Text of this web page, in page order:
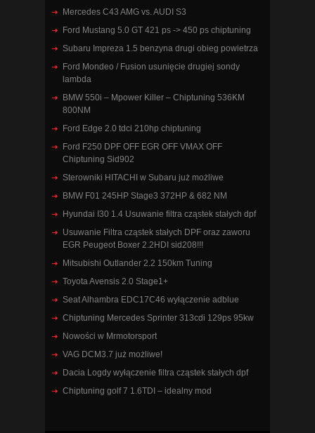
Mercedes C43 AMG vs. AUDI S3
Ford Mustang 5.0 GT 421 ps -> 450 ps chiptuning
Subaru Impreza 1.5 benzyna drugi obieg powietrza
Ford Mondeo / Fusion usunięcie drugiej sondy
lambda
BMW 550i – Mpower Killer – Chiptuning 536KM
800NM
Ford Edge 2.0 tdci 210hp chiptuning
Ford F250 DPF OFF EGR OFF VMAX OFF
Chiptuning Sid902
Sterowniki HITACHI w Subaru już możliwe
BMW F01 245HP Stage3 372HP & 682 NM
Hyundai I30 1.4 Usuwanie filtra cząstek stałych dpf
Usuwanie Filtra cząstek stałych DPF oraz zaworu
EGR Peugeot Boxer 2.2HDI sid208!!!
Mitsubishi Outlander 2.2 150km Tuning
Toyota Avensis 2.0 Stage1+
Seat Alhambra EDC17C46 wyłączenie adblue
Chiptuning Mercedes Sprinter 313cdi 129ps 95kw
Nowości w Mrmotorsport
VAG DCM3.7 już możliwe!
Dacia Logdy wyłączenie filtra cząstek stałych dpf
Chiptuning golf 7 1.6TDI – idealny mod